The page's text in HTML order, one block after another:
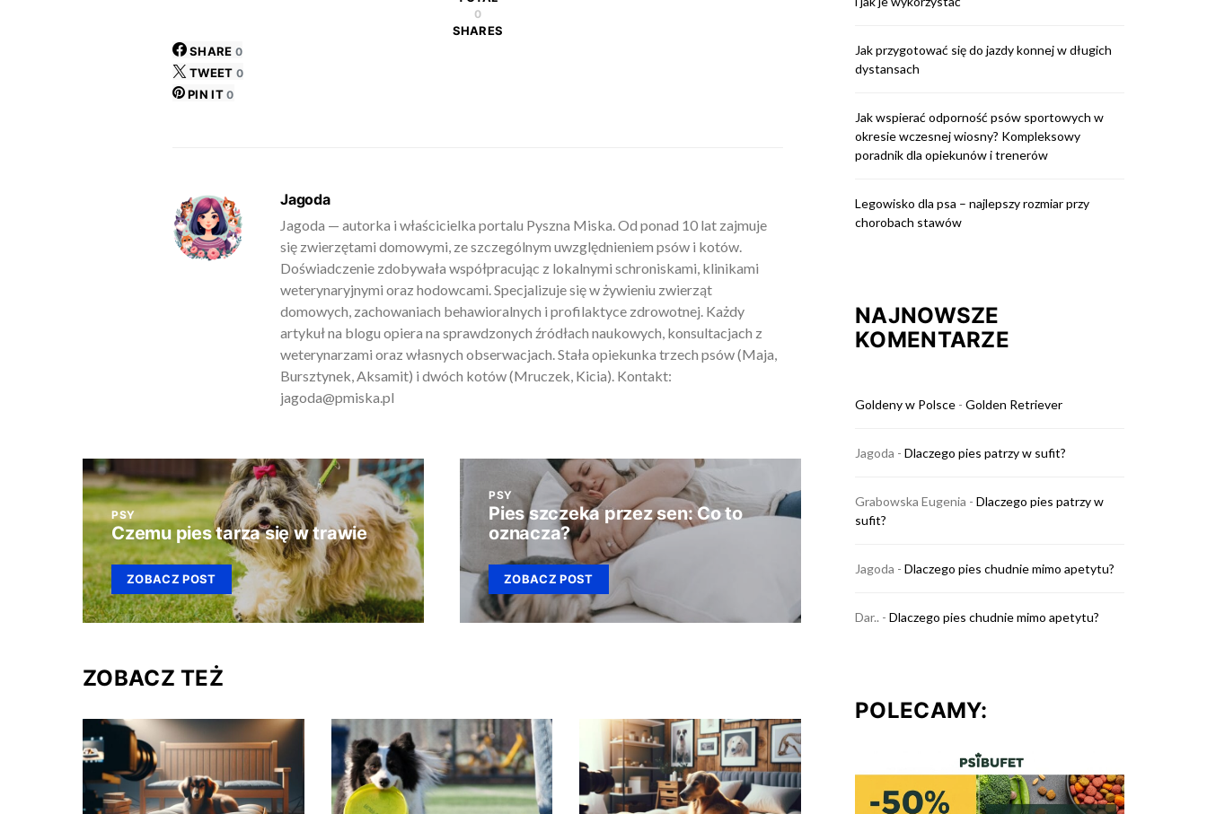
0
SHARES
SHARE 0
TWEET 0
PIN IT 0
Jagoda
Jagoda — autorka i właścicielka portalu Pyszna Miska. Od ponad 10 lat zajmuje
się zwierzętami domowymi, ze szczególnym uwzględnieniem psów i kotów.
Doświadczenie zdobywała współpracując z lokalnymi schroniskami, klinikami
weterynaryjnymi oraz hodowcami. Specjalizuje się w żywieniu zwierząt
domowych, zachowaniach behawioralnych i profilaktyce zdrowotnej. Każdy
artykuł na blogu opiera na sprawdzonych źródłach naukowych, konsultacjach z
weterynarzami oraz własnych obserwacjach. Stała opiekunka trzech psów (Maja,
Bursztynek, Aksamit) i dwóch kotów (Mruczek, Kicia). Kontakt:
jagoda@pmiska.pl
PSY
Czemu pies tarza się w trawie
ZOBACZ POST
PSY
Pies szczeka przez sen: Co to
oznacza?
ZOBACZ POST
ZOBACZ TEŻ
Jak przygotować się do jazdy konnej w długich
dystansach
Jak wspierać odporność psów sportowych w
okresie wczesnej wiosny? Kompleksowy
poradnik dla opiekunów i trenerów
Legowisko dla psa – najlepszy rozmiar przy
chorobach stawów
NAJNOWSZE
KOMENTARZE
Goldeny w Polsce - Golden Retriever
Jagoda - Dlaczego pies patrzy w sufit?
Grabowska Eugenia - Dlaczego pies patrzy w
sufit?
Jagoda - Dlaczego pies chudnie mimo apetytu?
Dar.. - Dlaczego pies chudnie mimo apetytu?
POLECAMY: